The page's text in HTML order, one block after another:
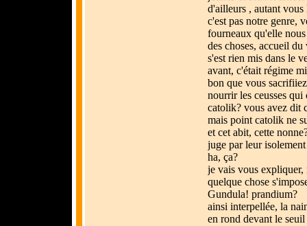
d'ailleurs , autant
c'est pas notre genre,
fourneaux qu'elle
des choses, accueil
s'est rien mis dans le
avant, c'était régime
bon que vous
nourrir les ceusses qui
catolik? vous avez dit
mais point catolik ne
et cet abit, cette
juge par leur
ha, ça?
je vais vous expliquer,
quelque chose
Gundula! prandium?
ainsi interpellée, la
en rond devant le